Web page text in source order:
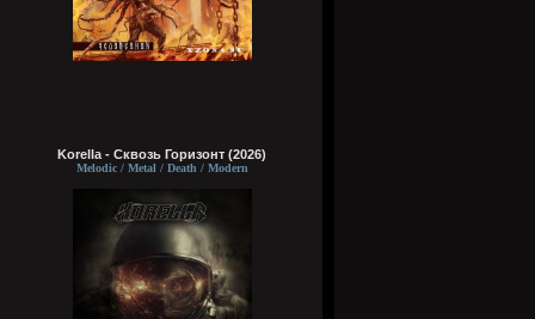
Korella - Сквозь Горизонт (2026)
Melodic / Metal / Death / Modern